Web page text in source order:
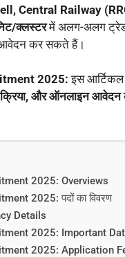
Central Railway
क्लस्टरमें अलग-अलग ट्रेड
कर सकते हैं।
2025: इस आर्टिकल
और ऑनलाइन आवेदन
2025: Overviews
2025: पदों का विवरण
Details
2025: Important
2025: Application